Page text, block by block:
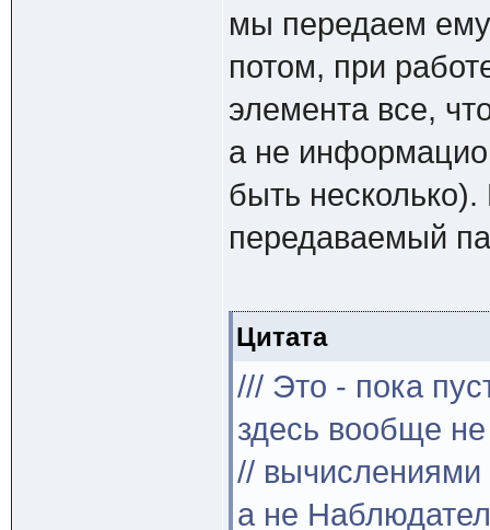
мы передаем
потом, при
элемента все,
а не
быть
передаваемый
Цитата
/// Это - пока
здесь вообще
// вычислениями
а не